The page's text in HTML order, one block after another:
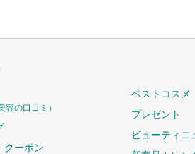
容の口コミ）
クーポン
ベストコスメ
プレゼント
ビューティニ